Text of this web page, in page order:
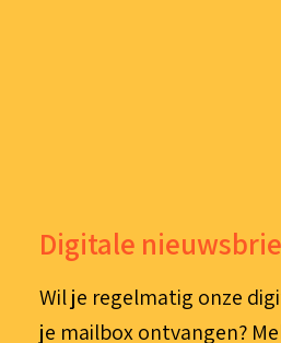
Digitale
Wil je regelmatig onze
je mailbox ontvangen?